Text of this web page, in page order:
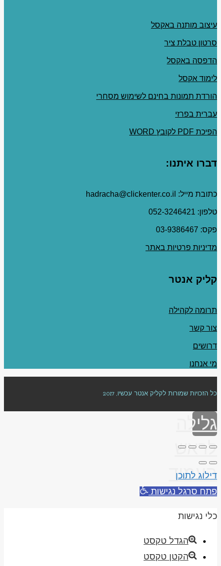
עיצוב מותנה באקסל
סרטון טבלת ציר
הדפסה באקסל
לימוד אקסל
הורדת תמונות בחינם לשימוש מסחרי
עברית בפרזי
הפיכת PDF לקובץ WORD
דברו איתנו:
כתובת מייל: hadracha@clickenter.co.il
טלפון: 052-3246421
פקס: 03-9386467
מדיניות פרטיות באתר
קליק אנטר
תרומה לקהילה
צור קשר
דרושים
מי אנחנו
כל הזכויות שמורות לקליק אנטר עכשיו, 2017
גלילה
לראש
העמוד
דילוג לתוכן
פתח סרגל נגישות
כלי נגישות
הגדל טקסט
הקטן טקסט